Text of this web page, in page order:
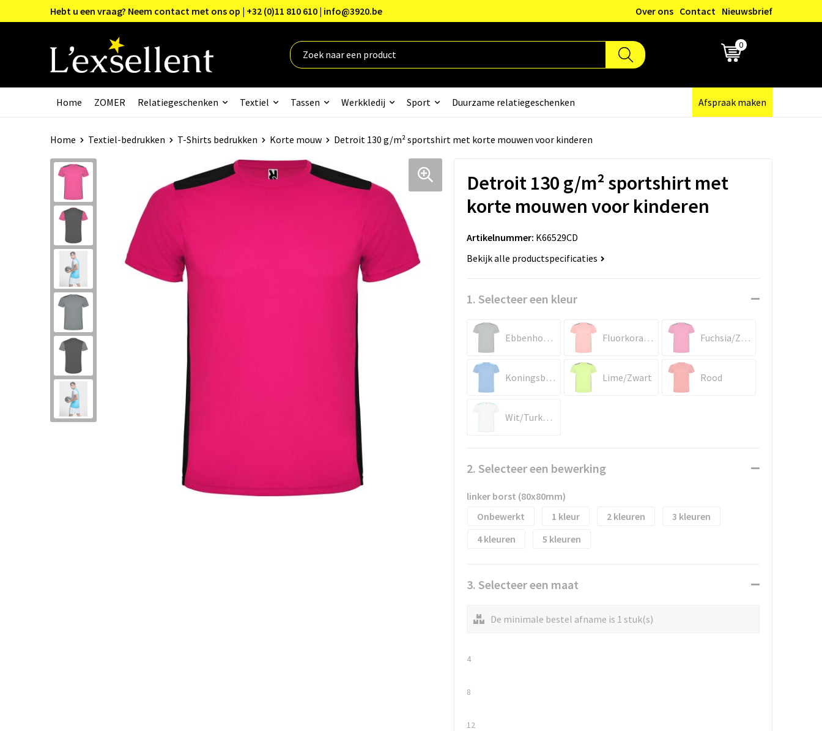
Hebt u een vraag? Neem contact met ons op | +32 (0)11 810 610 | info@3920.be Over ons Contact Nieuwsbrief
0
Home ZOMER Relatiegeschenken Textiel Tassen Werkkledij Sport Duurzame relatiegeschenken Afspraak maken
Home Textiel-bedrukken T-Shirts bedrukken Korte mouw Detroit 130 g/m² sportshirt met korte mouwen voor kinderen
Detroit 130 g/m² sportshirt met
korte mouwen voor kinderen
Artikelnummer: K66529CD
Bekijk alle productspecificaties
1. Selecteer een kleur
Ebbenhout/Zwart Fluorkoraal/Zwart Fuchsia/Zwart
Koningsblauw Lime/Zwart Rood
Wit/Turkoois
2. Selecteer een bewerking
linker borst (80x80mm)
Onbewerkt
1 2
3
4
5
3. Selecteer een maat
De minimale bestel afname is 1 stuk(s)
4
8
12